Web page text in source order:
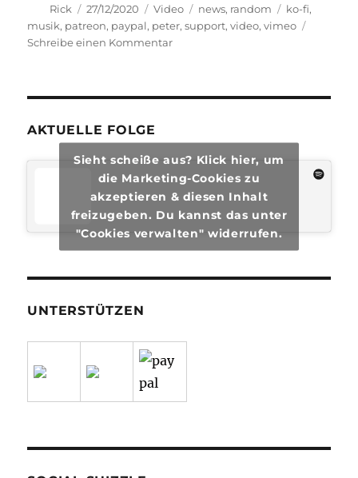
Autor
Rick
Veröffentlicht
am
27/12/2020 Format
Video Kategorien
news, random Schlagwörter
ko-fi,
musik, patreon, paypal, peter,support,video,vimeo
Schreibe einen Kommentarzu
AKTUELLE FOLGE
Sieht scheiße aus? Klick hier, um
die Marketing-Cookies zu
akzeptieren & diesen Inhalt
freizugeben. Du kannst das unter
"Cookies verwalten" widerrufen.
UNTERSTÜTZEN